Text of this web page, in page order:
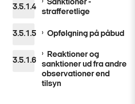
Sanktioner -
strafferetlige
Opfølgning på påbud
Reaktioner og
sanktioner ud fra andre
observationer end
tilsyn